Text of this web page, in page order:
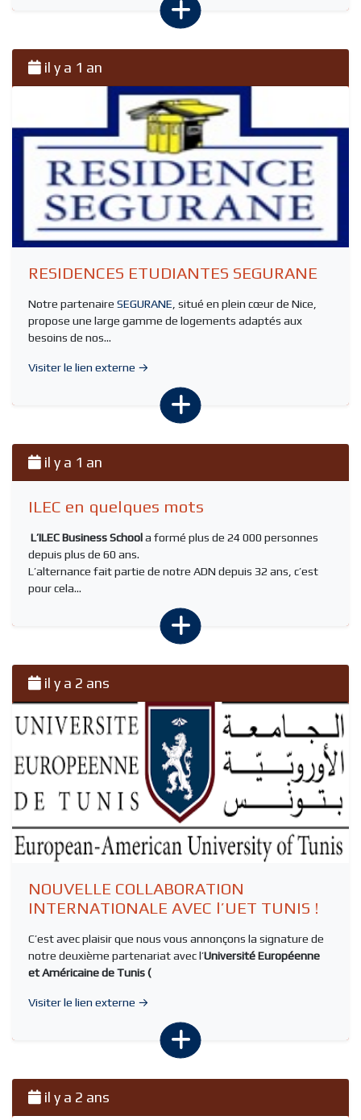
il y a 1 an
RESIDENCES ETUDIANTES SEGURANE
Notre partenaire SEGURANE , situé en plein cœur de Nice,
propose une large gamme de logements adaptés aux
besoins de nos...
Visiter le lien externe →
il y a 1 an
ILEC en quelques mots
L’ILEC Business Schoola formé plus de 24 000 personnes
depuis plus de 60 ans.
L’alternance fait partie de notre ADN depuis 32 ans, c’est
pour cela...
il y a 2 ans
NOUVELLE COLLABORATION
INTERNATIONALE AVEC l’UET TUNIS !
C’est avec plaisir que nous vous annonçons la signature de
notre deuxième partenariat avec l’Université Européenne
et Américaine de Tunis (
Visiter le lien externe →
il y a 2 ans